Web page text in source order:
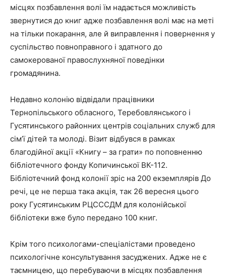
місцях позбавлення волі їм надається можливість
звернутися до книг адже позбавлення волі має на меті
на тільки покарання, але й виправлення і повернення у
суспільство повноправного і здатного до
самокерованої правослухняної поведінки
громадянина.
Недавно колонію відвідали працівники
Тернопільського обласного, Теребовлянського і
Гусятинського районних центрів соціальних служб для
сім’ї дітей та молоді. Візит відбувся в рамках
благодійної акції «Книгу – за грати» по поповненню
бібліотечного фонду Копичинської ВК-112.
Бібліотечний фонд колонії зріс на 200 екземплярів До
речі, це не перша така акція, так 26 вересня цього
року Гусятинським РЦСССДМ для колонійської
бібліотеки вже було передано 100 книг.
Крім того психологами-спеціалістами проведено
психологічне консультування засуджених. Адже не є
таємницею, що перебуваючи в місцях позбавлення